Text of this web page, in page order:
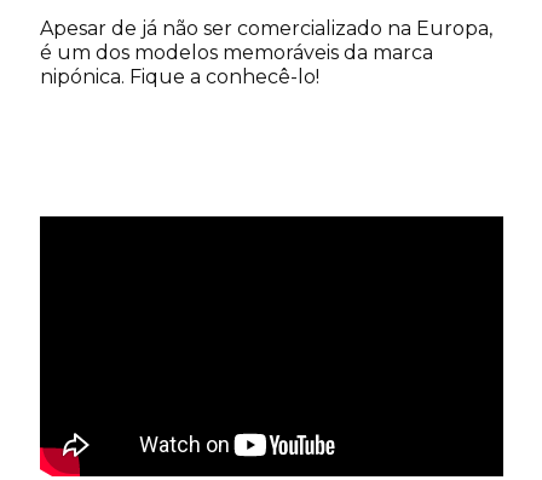
Apesar de já não ser comercializado na Europa,
é um dos modelos memoráveis da marca
nipónica. Fique a conhecê-lo!